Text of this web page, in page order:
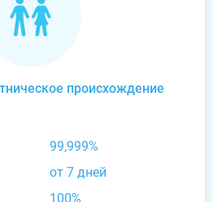
происхождение
99,999%
от 7 дней
100%